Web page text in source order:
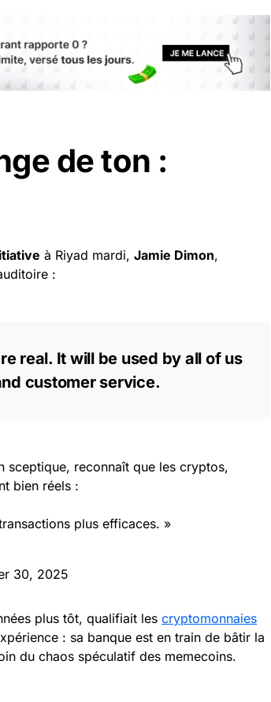
de ton :
à Riyad mardi, Jamie Dimon,
:
real. It will be used by all of us
customer service.
sceptique, reconnaît que les cryptos,
bien réels :
plus efficaces. »
30, 2025
plus tôt, qualifiait les cryptomonnaies
: sa banque est en train de bâtir la
du chaos spéculatif des memecoins.